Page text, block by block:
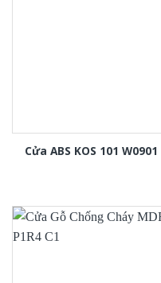
Cửa ABS KOS 101 W0901